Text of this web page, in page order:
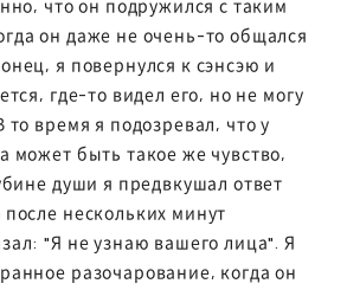
что он подружился с таким
он даже не очень-то общался
я повернулся к сэнсэю и
где-то видел его, но не могу
то время я подозревал, что у
может быть такое же чувство,
души я предвкушал ответ
нескольких минут
"Я не узнаю вашего лица". Я
разочарование, когда он